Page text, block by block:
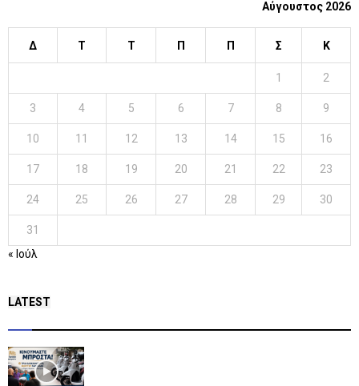
Αύγουστος 2026
Δ Τ Τ Π Π Σ Κ
1 2
3 4 5 6 7 8 9
10 11 12 13 14 15 16
17 18 19 20 21 22 23
24 25 26 27 28 29 30
31
« Ιούλ
LATEST